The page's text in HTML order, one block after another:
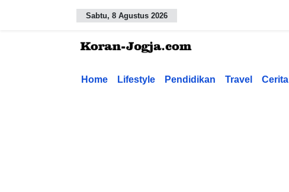
Sabtu, 8 Agustus 2026
Home Lifestyle Pendidikan Travel Cerita